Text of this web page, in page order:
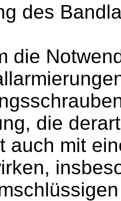
des
die
die
auch mit